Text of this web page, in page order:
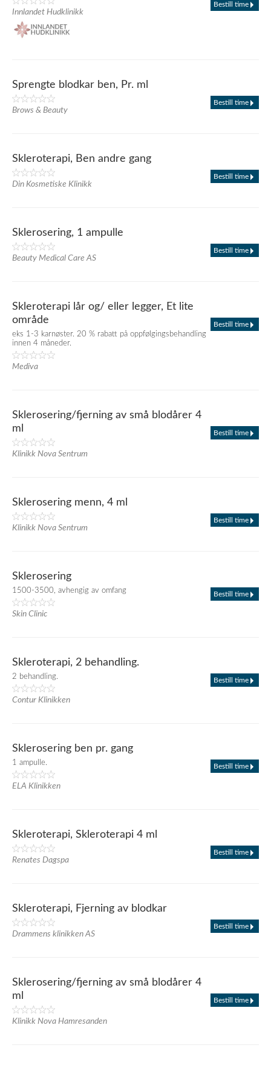
Innlandet Hudklinikk
Bestill time
Sprengte blodkar ben, Pr. ml
Brows & Beauty
Bestill time
Skleroterapi, Ben andre gang
Din Kosmetiske Klinikk
Bestill time
Sklerosering, 1 ampulle
Beauty Medical Care AS
Bestill time
Skleroterapi lår og/ eller legger, Et lite
område
eks 1-3 karnøster. 20 % rabatt på oppfølgingsbehandling
innen 4 måneder.
Mediva
Bestill time
Sklerosering/fjerning av små blodårer 4
ml
Klinikk Nova Sentrum
Bestill time
Sklerosering menn, 4 ml
Klinikk Nova Sentrum
Bestill time
Sklerosering
1500-3500, avhengig av omfang
Skin Clinic
Bestill time
Skleroterapi, 2 behandling.
2 behandling.
Contur Klinikken
Bestill time
Sklerosering ben pr. gang
1 ampulle.
ELA Klinikken
Bestill time
Skleroterapi, Skleroterapi 4 ml
Renates Dagspa
Bestill time
Skleroterapi, Fjerning av blodkar
Drammens klinikken AS
Bestill time
Sklerosering/fjerning av små blodårer 4
ml
Klinikk Nova Hamresanden
Bestill time